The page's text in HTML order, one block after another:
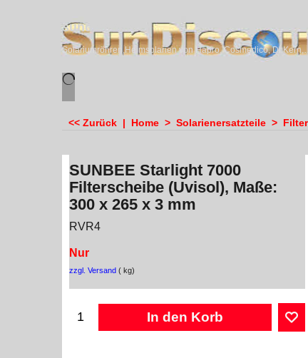
sundiscounter
<< Zurück | Home > Solarienersatzteile >
SUNBEE Starlight 7000
Filterscheibe (Uvisol), Maße:
300 x 265 x 3 mm
RVR4
Nur
zzgl. Versand kg
In den Korb